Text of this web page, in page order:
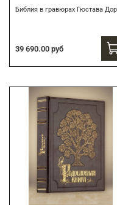
Библия в гравюрах Гюстава
39 690.00 руб